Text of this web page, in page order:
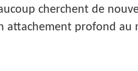
cherchent de
attachement profond